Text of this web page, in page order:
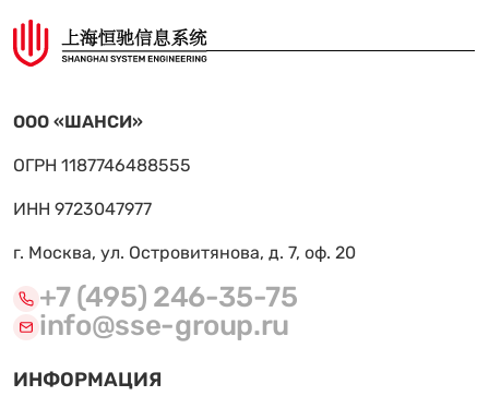
ООО «ШАНСИ»
ОГРН 1187746488555
ИНН 9723047977
г. Москва, ул. Островитянова, д. 7, оф. 20
+7 (495) 246-35-75
info@sse-group.ru
ИНФОРМАЦИЯ